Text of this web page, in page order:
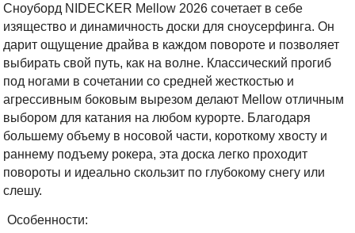
Сноуборд NIDECKER Mellow 2026 сочетает в себе
изящество и динамичность доски для сноусерфинга. Он
дарит ощущение драйва в каждом повороте и позволяет
выбирать свой путь, как на волне. Классический прогиб
под ногами в сочетании со средней жесткостью и
агрессивным боковым вырезом делают Mellow отличным
выбором для катания на любом курорте. Благодаря
большему объему в носовой части, короткому хвосту и
раннему подъему рокера, эта доска легко проходит
повороты и идеально скользит по глубокому снегу или
слешу.
Особенности: